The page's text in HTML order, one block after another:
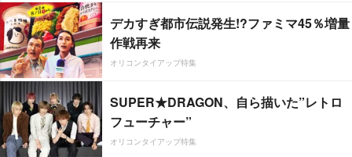
デカすぎ都市伝説発生!?ファミマ45％増量
作戦再来
オリコンタイアップ特集
SUPER★DRAGON、自ら描いた”レトロ
フューチャー”
オリコンタイアップ特集